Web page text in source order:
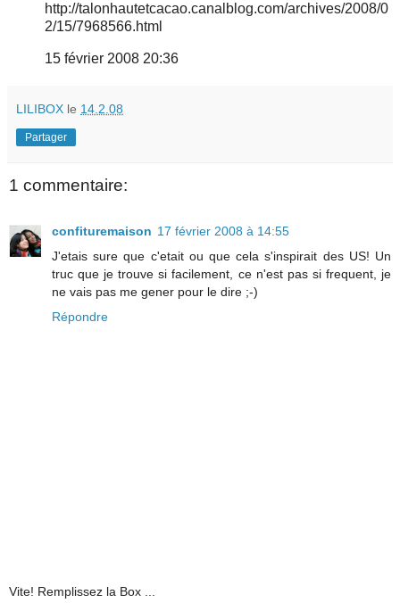
http://talonhautetcacao.canalblog.com/archives/2008/0
2/15/7968566.html
15 février 2008 20:36
LILIBOX le 14.2.08
Partager
1 commentaire:
confituremaison 17 février 2008 à 14:55
J'etais sure que c'etait ou que cela s'inspirait des US! Un
truc que je trouve si facilement, ce n'est pas si frequent, je
ne vais pas me gener pour le dire ;-)
Répondre
Vite! Remplissez la Box ...